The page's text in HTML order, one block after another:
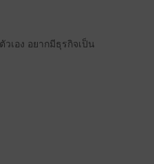
เอง อยากมีธุรกิจเป็น